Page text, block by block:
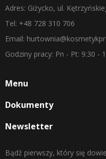
Adres: Giżycko, ul.
Tel: +48 728 310 706
Email:
Godziny pracy: Pn - Pt: 9:30 -
Menu
Dokumenty
Newsletter
Bądź pierwszy, który się